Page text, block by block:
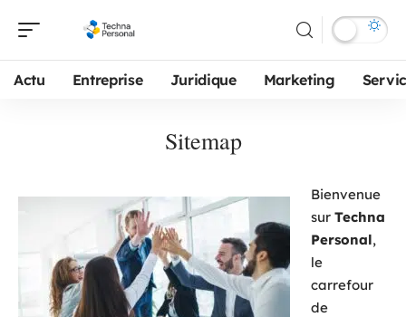
Actu Entreprise Juridique Marketing
Sitemap
Bienvenue
sur Techna
Personal,
le
carrefour
de